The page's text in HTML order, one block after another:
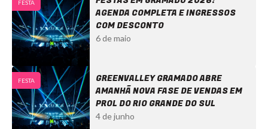
FESTA
AGENDA COMPLETA E INGRESSOS
COM DESCONTO
6 de maio
FESTA
GREENVALLEY GRAMADO ABRE
AMANHÃ NOVA FASE DE VENDAS EM
PROL DO RIO GRANDE DO SUL
4 de junho